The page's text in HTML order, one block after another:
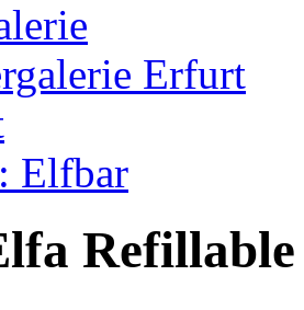
Erfurt
Elfbar
Refillable